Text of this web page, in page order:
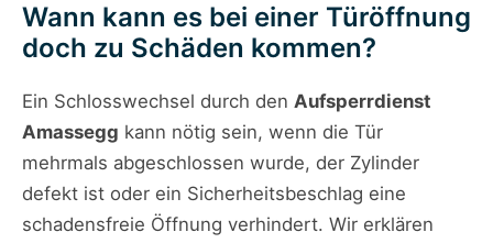
Wann kann es bei einer Türöffnung
doch zu Schäden kommen?
Ein Schlosswechsel durch den Aufsperrdienst
Amassegg kann nötig sein, wenn die Tür
mehrmals abgeschlossen wurde, der Zylinder
defekt ist oder ein Sicherheitsbeschlag eine
schadensfreie Öffnung verhindert. Wir erklären